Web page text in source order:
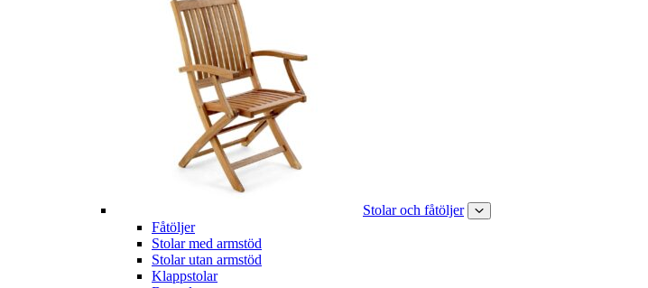
Stolar och fåtöljer
Fåtöljer
Stolar med armstöd
Stolar utan armstöd
Klappstolar